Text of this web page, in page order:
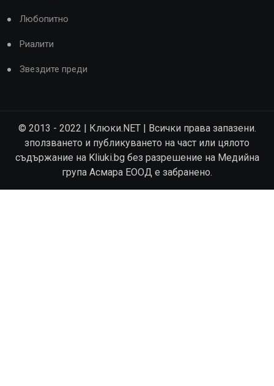
Любопитно
Риалити
Звездите преди
© 2013 - 2022 | Клюки.NET | Всички права запазени.
зползването и публикуването на част или цялото
съдържание на Kliuki.bg без разрешение на Медийна
група Асмара ЕООД е забранено.